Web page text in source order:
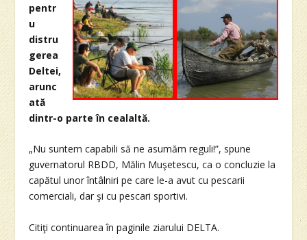
pentr
u
distru
gerea
Deltei,
arunc
ată
dintr-o parte în cealaltă.
„Nu suntem capabili să ne asumăm reguli!”, spune
guvernatorul RBDD, Mălin Muşetescu, ca o concluzie la
capătul unor întâlniri pe care le-a avut cu pescarii
comerciali, dar şi cu pescari sportivi.
Citiţi continuarea în paginile ziarului DELTA.